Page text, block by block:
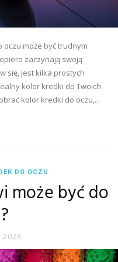
może być trudnym
zaczynają swoją
się, jest kilka prostych
kolor kredki do Twoich
kolor kredki do oczu,...
DO OCZU
może być do
2023